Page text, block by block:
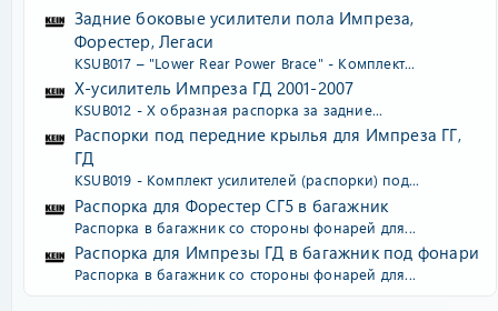
Задние боковые усилители пола Импреза,
Форестер, Легаси
KSUB017 – "Lower Rear Power Brace" - Комплект...
Х-усилитель Импреза ГД 2001-2007
KSUB012 - Х образная распорка за задние...
Распорки под передние крылья для Импреза ГГ,
ГД
KSUB019 - Комплект усилителей (распорки) под...
Распорка для Форестер СГ5 в багажник
Распорка в багажник со стороны фонарей для...
Распорка для Импрезы ГД в багажник под фонари
Распорка в багажник со стороны фонарей для...